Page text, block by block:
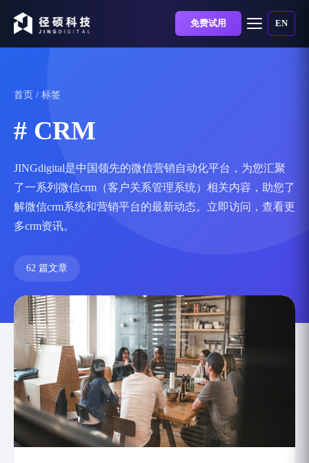
免费试用 EN
首页 / 标签
# CRM
JINGdigital是中国领先的微信营销自动化平台，为您汇聚
了一系列微信crm（客户关系管理系统）相关内容，助您了
解微信crm系统和营销平台的最新动态。立即访问，查看更
多crm资讯。
62 篇文章